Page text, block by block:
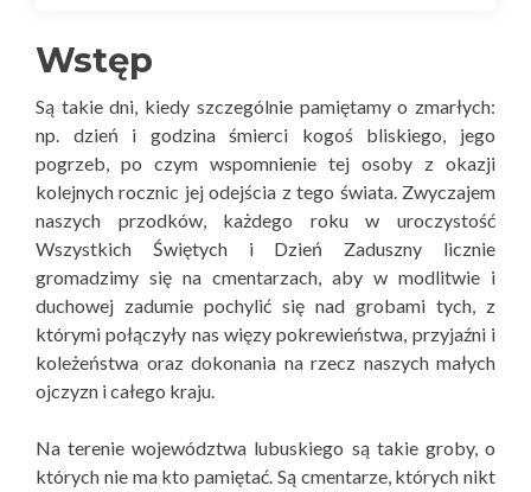
Wstęp
Są takie dni, kiedy szczególnie pamiętamy o zmarłych:
np. dzień i godzina śmierci kogoś bliskiego, jego
pogrzeb, po czym wspomnienie tej osoby z okazji
kolejnych rocznic jej odejścia z tego świata. Zwyczajem
naszych przodków, każdego roku w uroczystość
Wszystkich Świętych i Dzień Zaduszny licznie
gromadzimy się na cmentarzach, aby w modlitwie i
duchowej zadumie pochylić się nad grobami tych, z
którymi połączyły nas więzy pokrewieństwa, przyjaźni i
koleżeństwa oraz dokonania na rzecz naszych małych
ojczyzn i całego kraju.
Na terenie województwa lubuskiego są takie groby, o
których nie ma kto pamiętać. Są cmentarze, których nikt